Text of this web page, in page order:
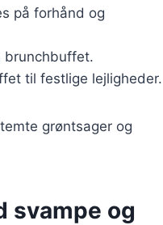
på forhånd og
brunchbuffet.
til festlige lejligheder.
grøntsager og
svampe og